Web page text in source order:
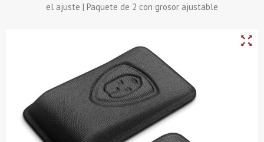
el ajuste | Paquete de 2 con grosor ajustable